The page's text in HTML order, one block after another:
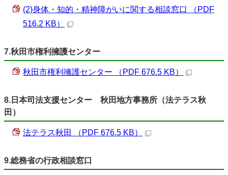
(2)身体・知的・精神障がいに関する相談窓口 （PDF
516.2 KB）
7.秋田市権利擁護センター
秋田市権利擁護センター （PDF 676.5 KB）
8.日本司法支援センター 秋田地方事務所（法テラス秋
田）
法テラス秋田 （PDF 676.5 KB）
9.総務省の行政相談窓口